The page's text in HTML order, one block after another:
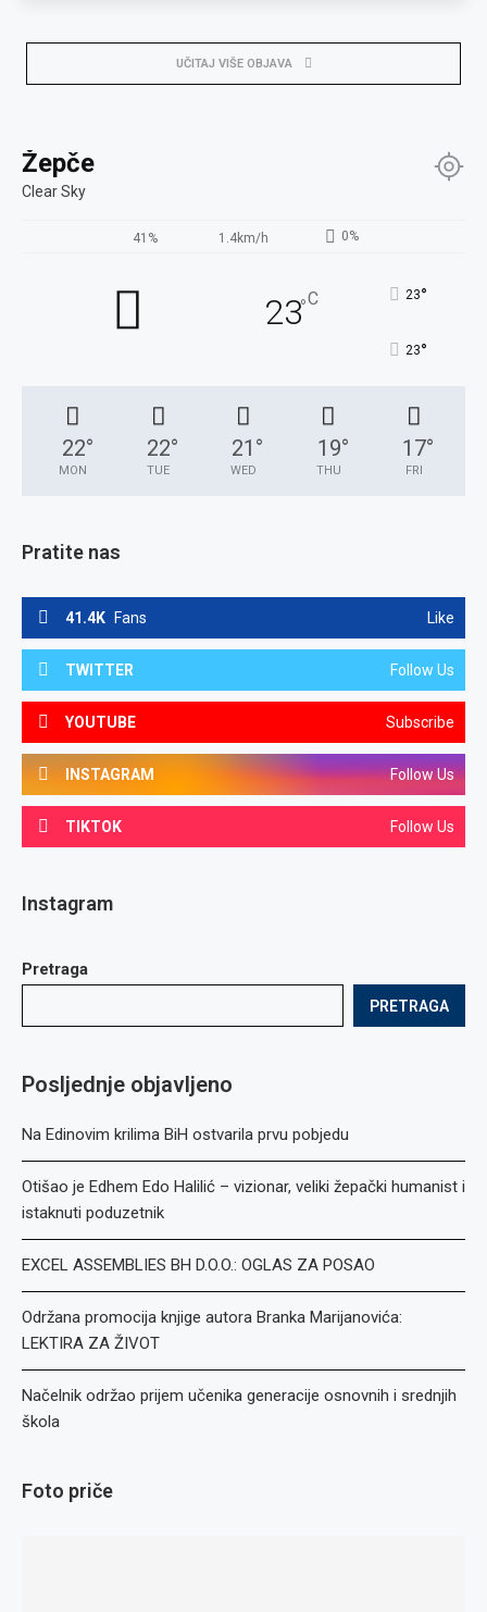
UČITAJ VIŠE OBJAVA
Žepče
Clear Sky
41% 1.4km/h 0%
23°C 23°
23°
22°
MON
22°
TUE
21 °
WED
19°
THU
17°
FRI
Pratite nas
41.4K Fans Like
TWITTER Follow Us
YOUTUBE Subscribe
INSTAGRAM Follow Us
TIKTOK Follow Us
Instagram
Pretraga
PRETRAGA
Posljednje objavljeno
Na Edinovim krilima BiH ostvarila prvu pobjedu
Otišao je Edhem Edo Halilić – vizionar, veliki žepački humanist i
istaknuti poduzetnik
EXCEL ASSEMBLIES BH D.O.O.: OGLAS ZA POSAO
Održana promocija knjige autora Branka Marijanovića:
LEKTIRA ZA ŽIVOT
Načelnik održao prijem učenika generacije osnovnih i srednjih
škola
Foto priče